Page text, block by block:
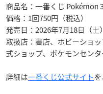
商品名：一番くじ Pokémon
価格：1回750円（税込）
発売日：2026年7月18日（
取扱店：書店、ホビーショ
式ショップ、ポケモンセン
詳細は一番くじ公式サイト